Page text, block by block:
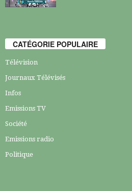
CATÉGORIE POPULAIRE
Télévision
Journaux Télévisés
Infos
Emissions TV
Société
Emissions radio
Politique